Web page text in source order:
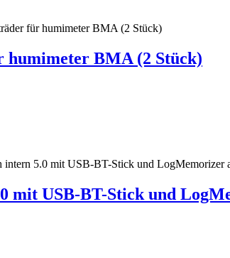
BMA (2 Stück)
mit USB-BT-Stick und